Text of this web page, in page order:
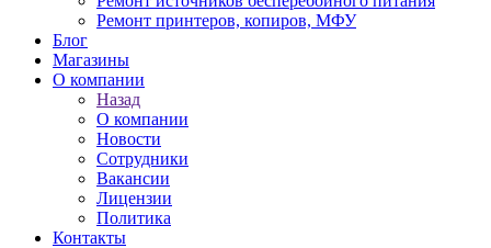
Ремонт принтеров, копиров, МФУ
Блог
Магазины
О компании
Назад
О компании
Новости
Сотрудники
Вакансии
Лицензии
Политика
Контакты